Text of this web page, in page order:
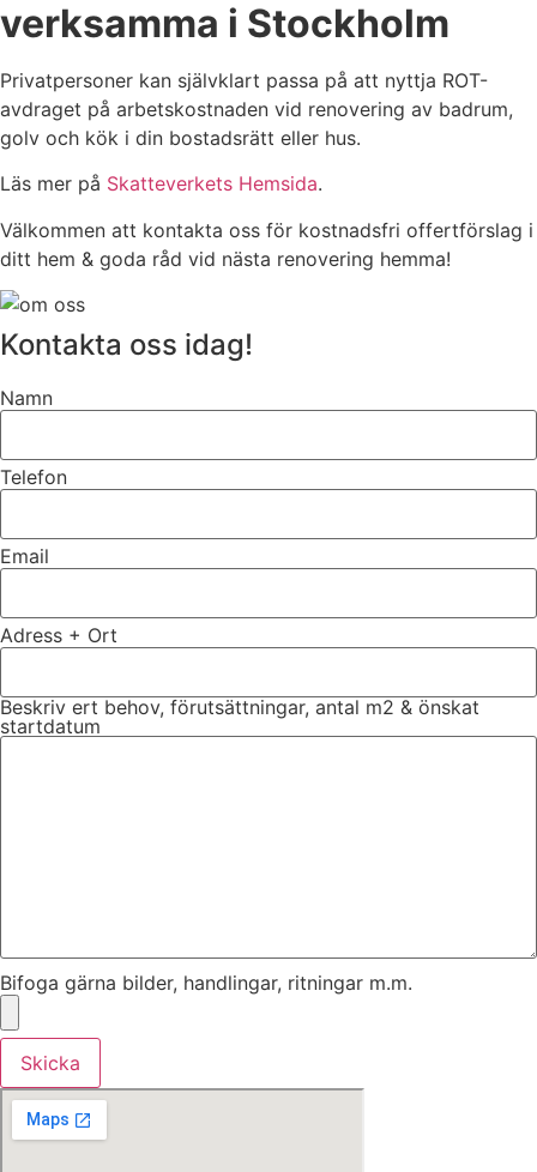
verksamma i Stockholm
Privatpersoner kan självklart passa på att nyttja ROT-
avdraget på arbetskostnaden vid renovering av badrum,
golv och kök i din bostadsrätt eller hus.
Läs mer på Skatteverkets Hemsida.
Välkommen att kontakta oss för kostnadsfri offertförslag i
ditt hem & goda råd vid nästa renovering hemma!
Kontakta oss idag!
Namn
Telefon
Email
Adress + Ort
Beskriv ert behov, förutsättningar, antal m2 & önskat
startdatum
Bifoga gärna bilder, handlingar, ritningar m.m.
Skicka